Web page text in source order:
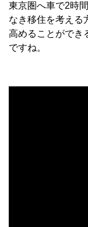
東京圏へ車で2時
なき移住を考える
高めることができ
ですね。